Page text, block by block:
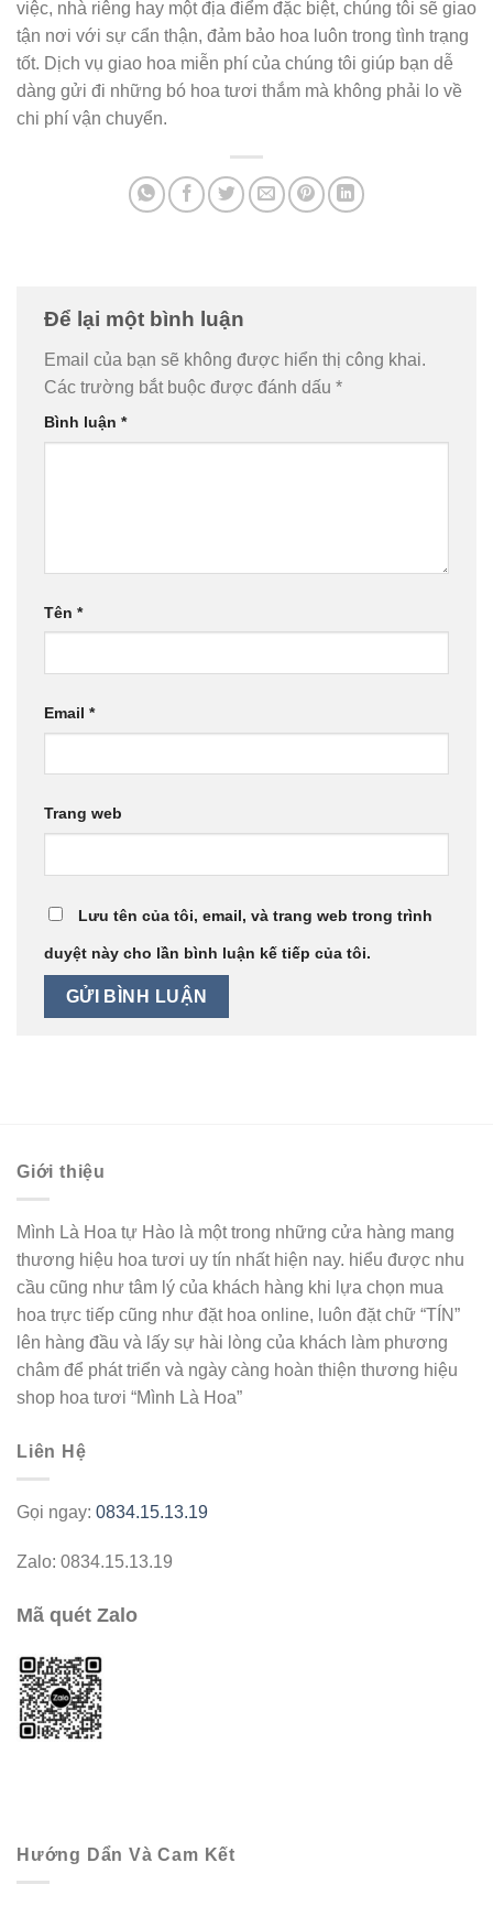
việc, nhà riêng hay một địa điểm đặc biệt, chúng tôi sẽ giao
tận nơi với sự cẩn thận, đảm bảo hoa luôn trong tình trạng
tốt. Dịch vụ giao hoa miễn phí của chúng tôi giúp bạn dễ
dàng gửi đi những bó hoa tươi thắm mà không phải lo về
chi phí vận chuyển.
Để lại một bình luận
Email của bạn sẽ không được hiển thị công khai.
Các trường bắt buộc được đánh dấu *
Bình luận *
Tên *
Email *
Trang web
Lưu tên của tôi, email, và trang web trong trình
duyệt này cho lần bình luận kế tiếp của tôi.
Giới thiệu
Mình Là Hoa tự Hào là một trong những cửa hàng mang
thương hiệu hoa tươi uy tín nhất hiện nay. hiểu được nhu
cầu cũng như tâm lý của khách hàng khi lựa chọn mua
hoa trực tiếp cũng như đặt hoa online, luôn đặt chữ “TÍN”
lên hàng đầu và lấy sự hài lòng của khách làm phương
châm để phát triển và ngày càng hoàn thiện thương hiệu
shop hoa tươi “Mình Là Hoa”
Liên Hệ
Gọi ngay: 0834.15.13.19
Zalo: 0834.15.13.19
Mã quét Zalo
Hướng Dẩn Và Cam Kết